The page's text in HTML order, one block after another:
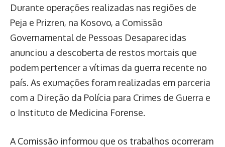
Durante operações realizadas nas regiões de
Peja e Prizren, na Kosovo, a Comissão
Governamental de Pessoas Desaparecidas
anunciou a descoberta de restos mortais que
podem pertencer a vítimas da guerra recente no
país. As exumações foram realizadas em parceria
com a Direção da Polícia para Crimes de Guerra e
o Instituto de Medicina Forense.
A Comissão informou que os trabalhos ocorreram